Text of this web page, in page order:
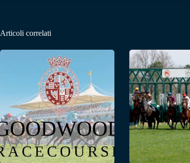
Articoli correlati